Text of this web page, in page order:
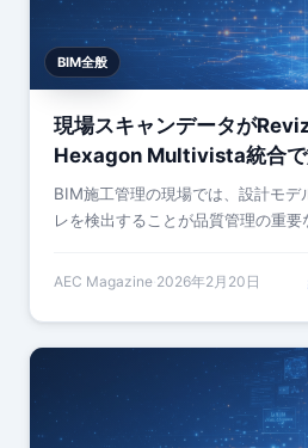
BIM全般
現場スキャンデータが
Hexagon Multivista統合で
BIM施工管理の現場では、設計モデ
レを検出することが品質管理の重要
モデルを比較する作業は、複数のツ
AEC Magazine 2026年2月20日